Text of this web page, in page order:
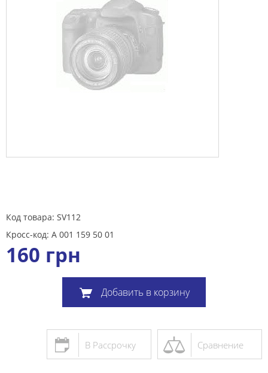
Код товара: SV112
Кросс-код: A 001 159 50 01
160 грн
Добавить в корзину
Сравнение
В Рассрочку